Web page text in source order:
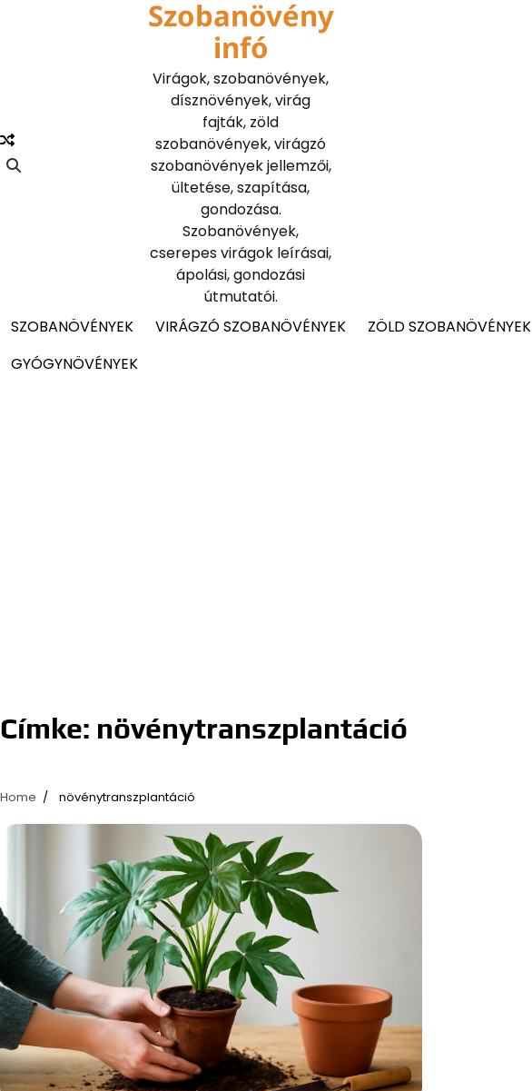
Szobanövény
infó
Virágok, szobanövények,
dísznövények, virág
fajták, zöld
szobanövények, virágzó
szobanövények jellemzői,
ültetése, szapítása,
gondozása.
Szobanövények,
cserepes virágok leírásai,
ápolási, gondozási
útmutatói.
SZOBANÖVÉNYEK
VIRÁGZÓ SZOBANÖVÉNYEK ZÖLD SZOBANÖVÉNYEK
GYÓGYNÖVÉNYEK
Címke: növénytranszplantáció
Home növénytranszplantáció